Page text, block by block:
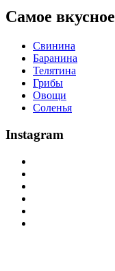
Самое вкусное
Свинина
Баранина
Телятина
Грибы
Овощи
Соленья
Instagram